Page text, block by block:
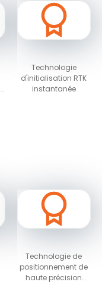
Technologie
d'initialisation RTK
instantanée
Technologie de
positionnement de
haute précision